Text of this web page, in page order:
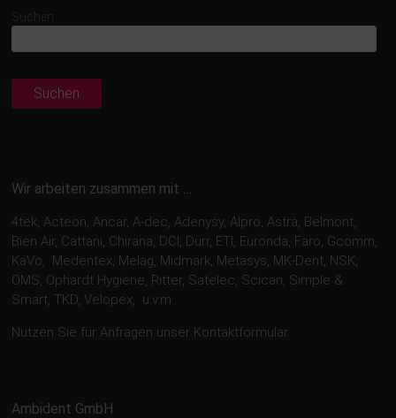
Suchen
Wir arbeiten zusammen mit …
4tek, Acteon, Ancar, A-dec, Adenysy, Alpro, Astra, Belmont,
Bien Air, Cattani, Chirana, DCI, Dürr, ETI, Euronda, Faro, Gcomm,
KaVo, Medentex, Melag, Midmark, Metasys, MK-Dent, NSK,
OMS, Ophardt Hygiene, Ritter, Satelec, Scican, Simple &
Smart, TKD, Velopex, u.v.m
Nutzen Sie für Anfragen unser Kontaktformular.
Ambident GmbH